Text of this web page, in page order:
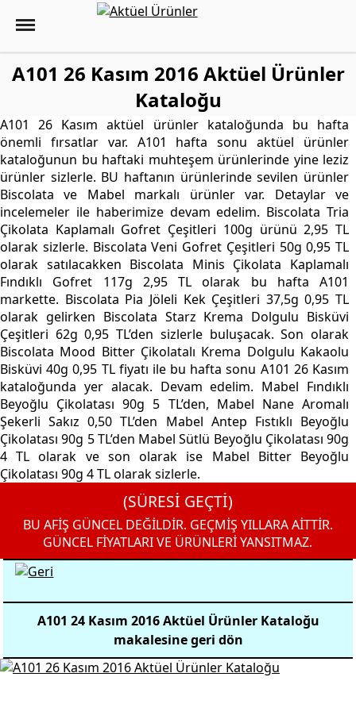
A101 26 Kasım 2016 Aktüel Ürünler
Kataloğu
A101 26 Kasım aktüel ürünler kataloğunda bu hafta
önemli fırsatlar var. A101 hafta sonu aktüel ürünler
kataloğunun bu haftaki muhteşem ürünlerinde yine leziz
ürünler sizlerle. BU haftanın ürünlerinde sevilen ürünler
Biscolata ve Mabel markalı ürünler var. Detaylar ve
incelemeler ile haberimize devam edelim. Biscolata Tria
Çikolata Kaplamalı Gofret Çeşitleri 100g ürünü 2,95 TL
olarak sizlerle. Biscolata Veni Gofret Çeşitleri 50g 0,95 TL
olarak satılacakken Biscolata Minis Çikolata Kaplamalı
Fındıklı Gofret 117g 2,95 TL olarak bu hafta A101
markette. Biscolata Pia Jöleli Kek Çeşitleri 37,5g 0,95 TL
olarak gelirken Biscolata Starz Krema Dolgulu Bisküvi
Çeşitleri 62g 0,95 TL’den sizlerle buluşacak. Son olarak
Biscolata Mood Bitter Çikolatalı Krema Dolgulu Kakaolu
Bisküvi 40g 0,95 TL fiyatı ile bu hafta sonu A101 26 Kasım
kataloğunda yer alacak. Devam edelim. Mabel Fındıklı
Beyoğlu Çikolatası 90g 5 TL’den, Mabel Nane Aromalı
Şekerli Sakız 0,50 TL’den Mabel Antep Fıstıklı Beyoğlu
Çikolatası 90g 5 TL’den Mabel Sütlü Beyoğlu Çikolatası 90g
4 TL olarak ve son olarak ise Mabel Bitter Beyoğlu
Çikolatası 90g 4 TL olarak sizlerle.
(SÜRESİ GEÇTİ)
BU AFİŞ GÜNCEL DEĞİLDİR. GEÇMİŞ YILLARA AİTTİR.
GÜNCEL FİYATLARI VE ÜRÜNLERİ YANSITMAZ.
A101 24 Kasım 2016 Aktüel Ürünler Kataloğu
makalesine geri dön